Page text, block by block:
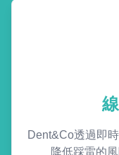
Dent&Co透過即
降低踩雷的